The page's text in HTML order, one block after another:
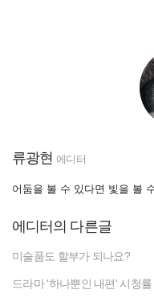
류광현 에디터
어둠을 볼 수 있다면 빛을 볼
에디터의 다른글
미술품도 할부가 되나요?
드라마 '하나뿐인 내편' 시청